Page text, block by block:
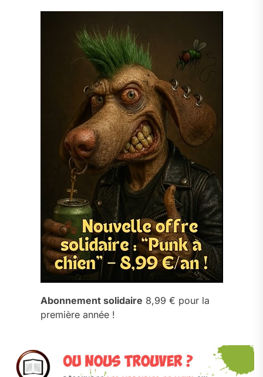
Abonnement solidaire 8,99 € pour la
première année !